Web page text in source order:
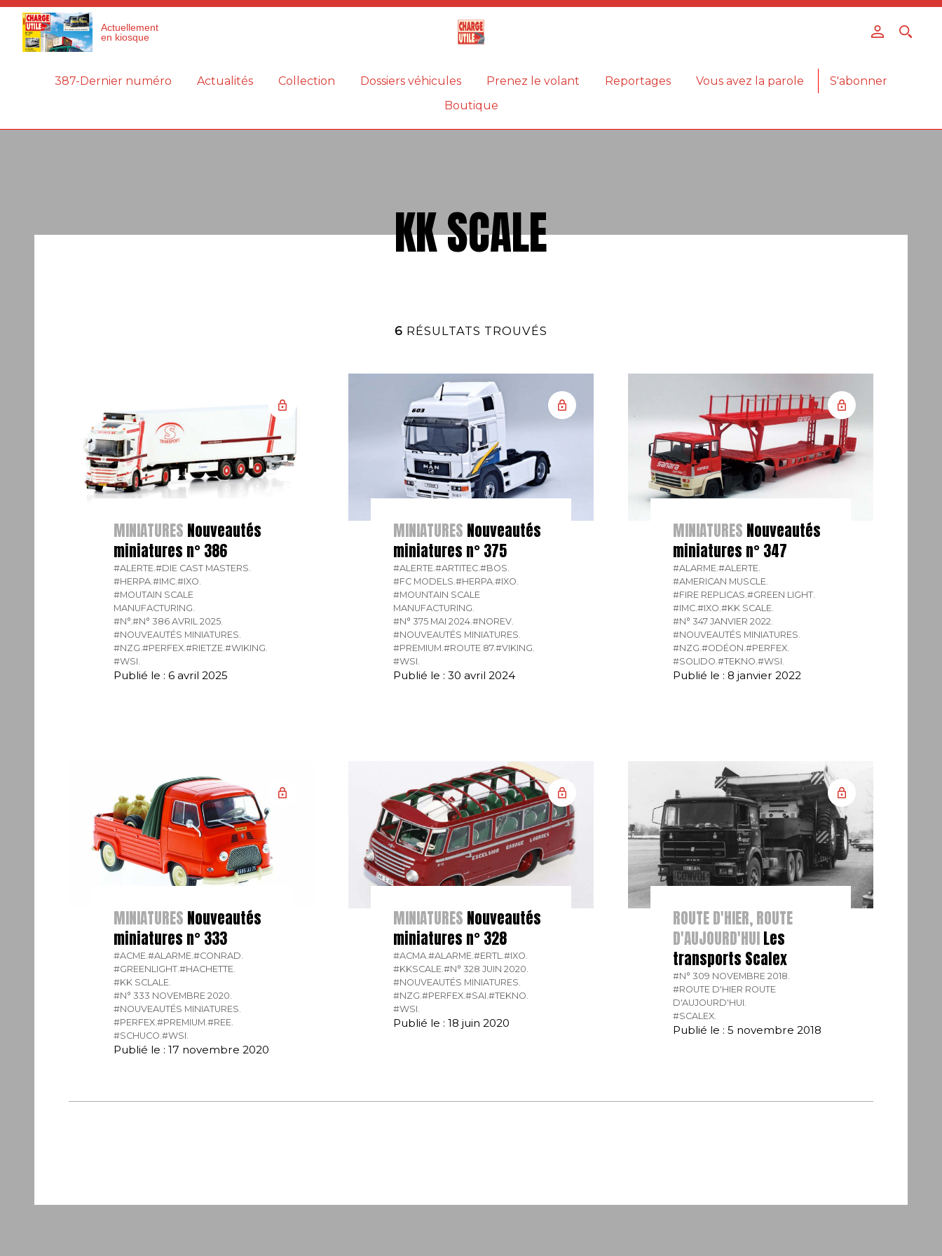
Actuellement
en kiosque
387-Dernier numéro Actualités Collection Dossiers véhicules Prenez le volant Reportages Vous avez la parole
S'abonner
Boutique
KK SCALE
6 RÉSULTATS TROUVÉS
MINIATURES Nouveautés
miniatures n° 386
#ALERTE. #DIE CAST MASTERS.
#HERPA. #IMC. #IXO.
#MOUTAIN SCALE
MANUFACTURING.
#N°. #N° 386 AVRIL 2025.
#NOUVEAUTÉS MINIATURES.
#NZG. #PERFEX. #RIETZE. #WIKING.
#WSI.
Publié le : 6 avril 2025
MINIATURES Nouveautés
miniatures n° 375
#ALERTE. #ARTITEC. #BOS.
#FC MODELS. #HERPA. #IXO.
#MOUNTAIN SCALE
MANUFACTURING.
#N° 375 MAI 2024. #NOREV.
#NOUVEAUTÉS MINIATURES.
#PREMIUM. #ROUTE 87.#VIKING.
#WSI.
Publié le : 30 avril 2024
MINIATURES Nouveautés
miniatures n° 347
#ALARME. #ALERTE.
#AMERICAN MUSCLE.
#FIRE REPLICAS. #GREEN LIGHT.
#IMC. #IXO. #KK SCALE.
#N° 347 JANVIER 2022.
#NOUVEAUTÉS MINIATURES.
#NZG. #ODÉON. #PERFEX.
#SOLIDO. #TEKNO. #WSI.
Publié le : 8 janvier 2022
MINIATURES Nouveautés
miniatures n° 333
#ACME. #ALARME. #CONRAD.
#GREENLIGHT. #HACHETTE.
#KK SCLALE.
#N° 333 NOVEMBRE 2020.
#NOUVEAUTÉS MINIATURES.
#PERFEX. #PREMIUM. #REE.
#SCHUCO. #WSI.
Publié le : 17 novembre 2020
MINIATURES Nouveautés
miniatures n° 328
#ACMA. #ALARME. #ERTL. #IXO.
#KKSCALE. #N° 328 JUIN 2020.
#NOUVEAUTÉS MINIATURES.
#NZG. #PERFEX. #SAI. #TEKNO.
#WSI.
Publié le : 18 juin 2020
ROUTE D'HIER, ROUTE
D'AUJOURD'HUILes
transports Scalex
#N° 309 NOVEMBRE 2018.
#ROUTE D'HIER ROUTE
D'AUJOURD'HUI.
#SCALEX.
Publié le : 5 novembre 2018
Panneau de gestion des cookies